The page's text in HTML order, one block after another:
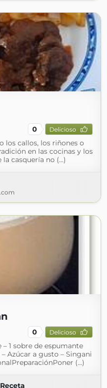
0 Delicioso
los callos, los riñones o
en las cocinas y los
casquería no (...)
0 Delicioso
1 sobre de espumante
Azúcar a gusto – Singani
(...)